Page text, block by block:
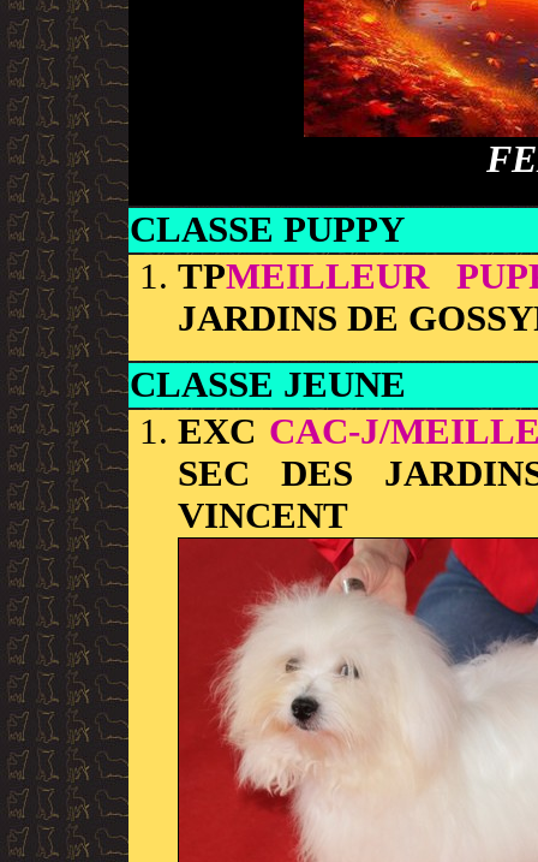
CLASSE PUPPY
TPMEILLEUR
JARDINS DE
CLASSE JEUNE
EXC CAC-J/
SEC DES
VINCENT